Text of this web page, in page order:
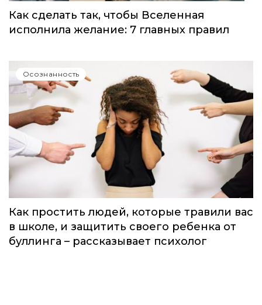
Как сделать так, чтобы Вселенная
исполнила желание: 7 главных правил
Осознанность
Как простить людей, которые травили вас
в школе, и защитить своего ребенка от
буллинга – рассказывает психолог